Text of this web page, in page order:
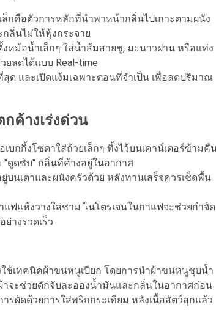
กคือตัวการหลักที่นำพาหน้ากลิ่นไปเกาะตามผนัง
ลิ่นไม่ให้ฟุ้งกระจาย
หม้อน้ำเล็กๆ ใส่น้ำส้มสายชู, มะนาวฝาน หรือแท่ง
ยลดได้แบบ Real-time
ด และเปิดแง้มเฉพาะตอนที่จำเป็น เพื่อลดปริมาณ
ค้างเร่งด่วน
บกกิ้งโซดาใส่ถ้วยเล็กๆ ทิ้งไว้บนเคาน์เตอร์ข้ามคื
"ดูดซับ" กลิ่นที่ค้างอยู่ในอากาศ
บนเตาและผนังครัวด้วย หลังทานเสร็จควรเช็ดพื้น
ฟแห้งวางใส่ชาม ไนโตรเจนในกาแฟจะช่วยกำจัด
างรวดเร็ว
ใช้เทคนิคผ้าขนหนูเปียก โดยการนำผ้าขนหนูชุบน้ำ
จะช่วยดักจับละอองน้ำมันและกลิ่นในอากาศก่อน
ผัดด้วยการใส่พริกกระเทียม หลังเนื้อสัตว์สุกแล้ว